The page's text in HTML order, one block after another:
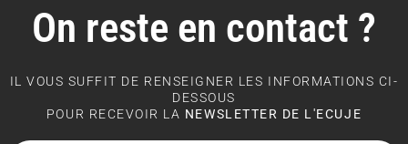
On reste en contact ?
IL VOUS SUFFIT DE RENSEIGNER LES INFORMATIONS CI-
DESSOUS
POUR RECEVOIR LA NEWSLETTER DE L'ECUJE